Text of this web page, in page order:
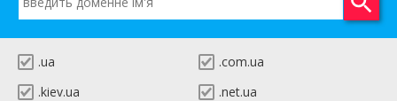
.ua
.com.ua
.kiev.ua
.net.ua